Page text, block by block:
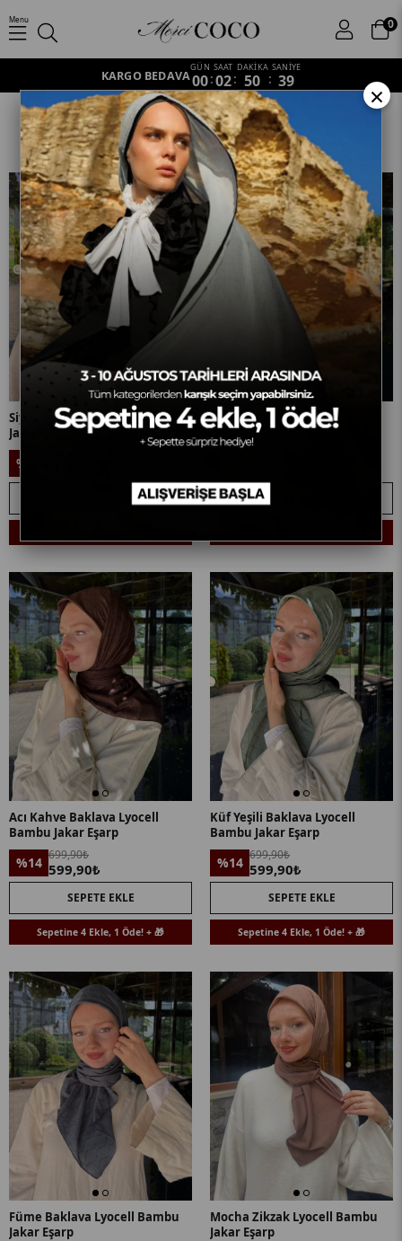
0
Menu
KARGO BEDAVA
GÜN
00:
SAAT
02:
DAKİKA
50 :
SANİYE
34
Lyocell Bambu Jakar Eşarp
Anasayfa Eşarp Lyocell Bambu Jakar Eşarp
Siyah Baklava Lyocell Bambu
Jakar Eşarp
%14
Lacivert Baklava Lyocell
Bambu Jakar Eşarp
Acı Kahve Baklava Lyocell
Bambu Jakar Eşarp
%14 699,90₺
599,90₺
SEPETE EKLE
Sepetine 4 Ekle, 1 Öde! + 🎁
Küf Yeşili Baklava Lyocell
Bambu Jakar Eşarp
%14 699,90₺
599,90₺
SEPETE EKLE
Sepetine 4 Ekle, 1 Öde! + 🎁
Füme Baklava Lyocell Bambu
Jakar Eşarp
Mocha Zikzak Lyocell Bambu
Jakar Eşarp
×